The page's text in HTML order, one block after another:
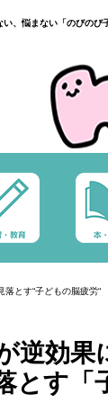
い、悩まない「のびの
とす“子どもの脳疲労“
逆効果
とす「